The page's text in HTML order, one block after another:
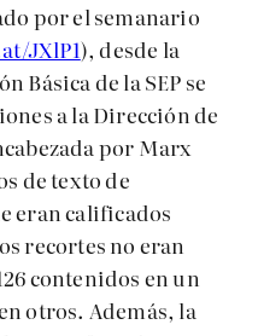
por el semanario
JXlP1), desde la
Básica de la SEP se
a la Dirección de
por Marx
de texto de
eran calificados
recortes no eran
contenidos en un
en otros. Además, la